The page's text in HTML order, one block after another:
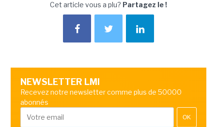
Cet article vous a plu? Partagez le !
NEWSLETTER LMI
Recevez notre newsletter comme plus de 50000
abonnés
OK